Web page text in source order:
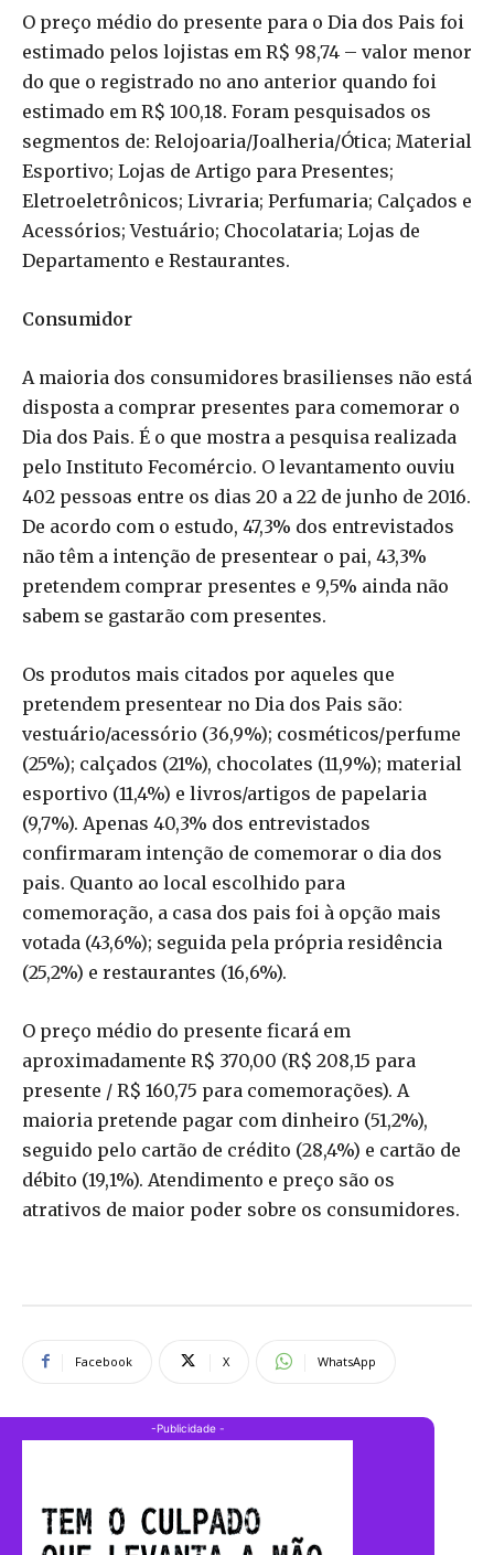
O preço médio do presente para o Dia dos Pais foi
estimado pelos lojistas em R$ 98,74 – valor menor
do que o registrado no ano anterior quando foi
estimado em R$ 100,18. Foram pesquisados os
segmentos de: Relojoaria/Joalheria/Ótica; Material
Esportivo; Lojas de Artigo para Presentes;
Eletroeletrônicos; Livraria; Perfumaria; Calçados e
Acessórios; Vestuário; Chocolataria; Lojas de
Departamento e Restaurantes.
Consumidor
A maioria dos consumidores brasilienses não está
disposta a comprar presentes para comemorar o
Dia dos Pais. É o que mostra a pesquisa realizada
pelo Instituto Fecomércio. O levantamento ouviu
402 pessoas entre os dias 20 a 22 de junho de 2016.
De acordo com o estudo, 47,3% dos entrevistados
não têm a intenção de presentear o pai, 43,3%
pretendem comprar presentes e 9,5% ainda não
sabem se gastarão com presentes.
Os produtos mais citados por aqueles que
pretendem presentear no Dia dos Pais são:
vestuário/acessório (36,9%); cosméticos/perfume
(25%); calçados (21%), chocolates (11,9%); material
esportivo (11,4%) e livros/artigos de papelaria
(9,7%). Apenas 40,3% dos entrevistados
confirmaram intenção de comemorar o dia dos
pais. Quanto ao local escolhido para
comemoração, a casa dos pais foi à opção mais
votada (43,6%); seguida pela própria residência
(25,2%) e restaurantes (16,6%).
O preço médio do presente ficará em
aproximadamente R$ 370,00 (R$ 208,15 para
presente / R$ 160,75 para comemorações). A
maioria pretende pagar com dinheiro (51,2%),
seguido pelo cartão de crédito (28,4%) e cartão de
débito (19,1%). Atendimento e preço são os
atrativos de maior poder sobre os consumidores.
Facebook X WhatsApp
-Publicidade -